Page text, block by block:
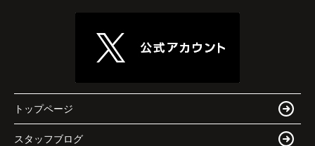
トップページ
スタッフブログ